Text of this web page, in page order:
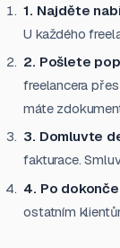
1. Najděte
U každého
2. Pošlete
freelancera
máte
3. Domluvte
fakturace.
4. Po
ostatním